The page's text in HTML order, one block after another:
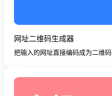
网址二维码生成器
把输入的网址直接编码成为二维码